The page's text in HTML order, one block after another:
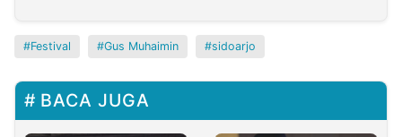
Festival Gus Muhaimin sidoarjo
BACA JUGA